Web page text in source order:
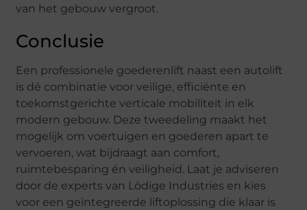
van het gebouw vergroot.
Conclusie
Een professionele goederenlift naast een autolift
is dé combinatie voor veilige, efficiënte en
toekomstgerichte verticale mobiliteit in elk
modern gebouw. Deze tweedeling maakt het
mogelijk om voertuigen en goederen apart te
vervoeren, wat bijdraagt aan comfort,
ruimtebesparing én veiligheid. Laat je adviseren
door de experts van Lödige Industries en kies
voor een geïntegreerde liftoplossing die klaar is